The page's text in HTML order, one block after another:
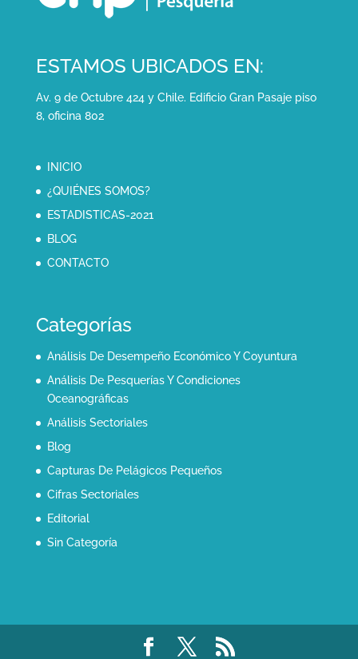
ESTAMOS UBICADOS EN:
Av. 9 de Octubre 424 y Chile. Edificio Gran Pasaje piso
8, oficina 802
INICIO
¿QUIÉNES SOMOS?
ESTADISTICAS-2021
BLOG
CONTACTO
Categorías
Análisis De Desempeño Económico Y Coyuntura
Análisis De Pesquerías Y Condiciones
Oceanográficas
Análisis Sectoriales
Blog
Capturas De Pelágicos Pequeños
Cifras Sectoriales
Editorial
Sin Categoría